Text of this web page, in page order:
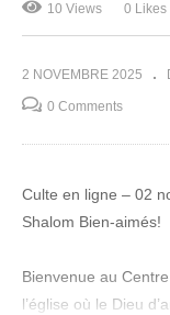
10 Views 0 Likes
2 NOVEMBRE 2025
0 Comments
Culte en ligne – 02
Shalom Bien-aimés!
Bienvenue au
l’église où le Dieu